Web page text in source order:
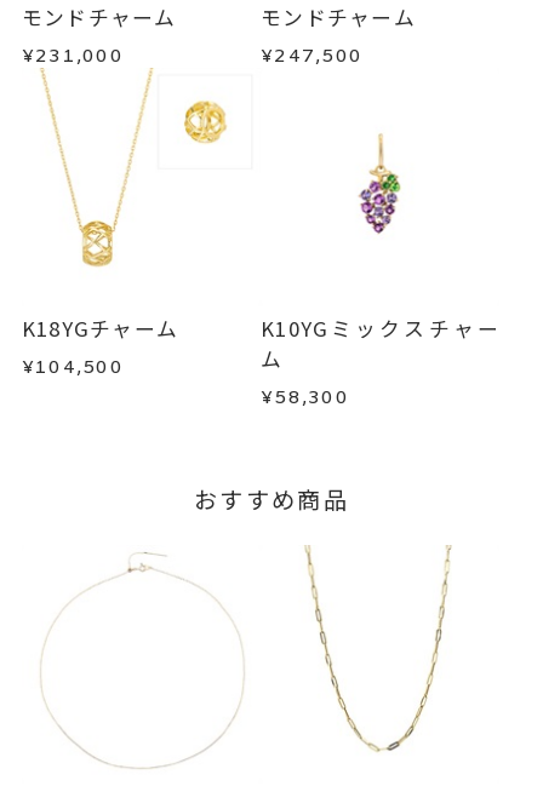
内を目安に発送いたします。
・受注生産となる場合： 商品ページに記載のある
目安日数を頂戴し、一から製作いたします。
※お急ぎの方はご注文前にお問い合わせくださ
い。事前に現在の納期状況を確認いたします。
お届け予定日はご注文から2営業日以内にメールに
・お客さまのお手元で傷や汚れが発生した商品
・到着後ご連絡無く7日以上経過した商品
・刻印をお入れした商品
・販売期間が限定されている商品
・過度な交換・返品を繰り返している場合
商品の品質には万全を期しておりますが、万が一
不良品の場合、またはご注文のお品と異なる場合
は、早急に商品を交換させていただきます。
はお問い合わせフォームよりご連絡ください。
この場合の返送料は弊社にて負担いたしますの
で、着払いにてご返送ください。
モンドチャーム
¥231,000
モンドチャーム
¥247,500
K18YGチャーム
¥104,500
K10YGミックスチャー
ム
¥58,300
おすすめ商品